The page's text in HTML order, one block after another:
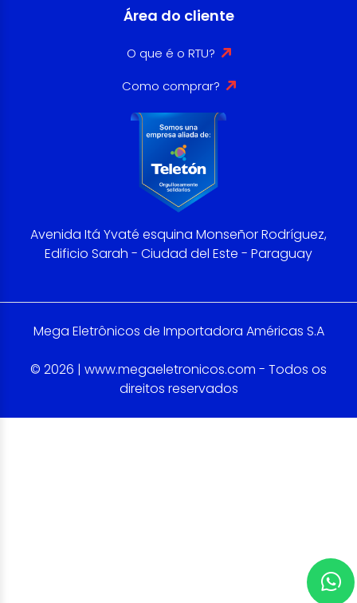
Área do cliente
O que é o RTU?
Como comprar?
Avenida Itá Yvaté esquina Monseñor Rodríguez,
Edificio Sarah - Ciudad del Este - Paraguay
Mega Eletrônicos de Importadora Américas S.A
© 2026 | www.megaeletronicos.com - Todos os
direitos reservados